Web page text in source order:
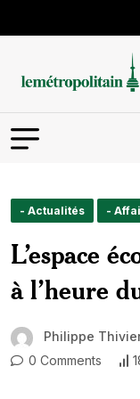
- Actualités -
L’espace
à l’heure
Philippe
0 Comments